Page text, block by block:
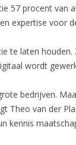
57 procent van
expertise voor
laten
wordt
bedrijven.
Theo van der
kennis